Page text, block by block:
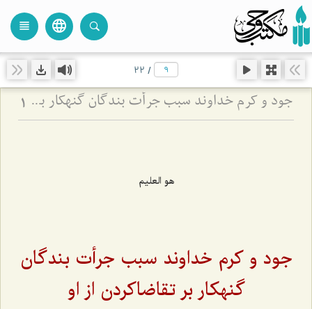
language
view_headline
/
22
جود و کرم خداوند سبب جرأت بندگان گنهکار بر تقاضاکردن از او 1
هو العليم
جود و کرم خداوند سبب جرأت بندگان
گنهکار بر تقاضاکردن از او